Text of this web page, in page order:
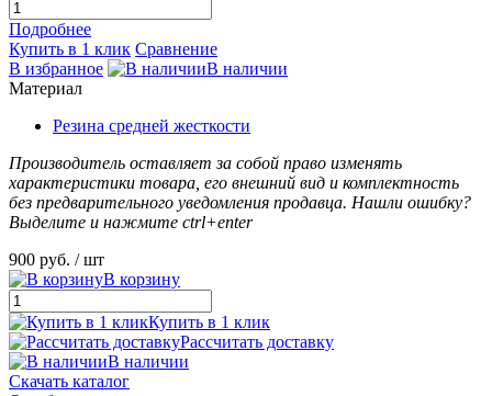
Подробнее
Купить в 1 клик Сравнение
В избранное
В наличии
Материал
Резина средней жесткости
Производитель оставляет за собой право изменять
характеристики товара, его внешний вид и комплектность
без предварительного уведомления продавца. Нашли ошибку?
Выделите и нажмите ctrl+enter
900 руб. / шт
В корзину
Купить в 1 клик
Рассчитать доставку
В наличии
Скачать каталог